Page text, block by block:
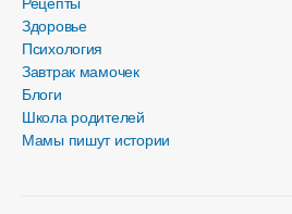
Здоровье
Психология
Завтрак мамочек
Блоги
Школа родителей
Мамы пишут истории